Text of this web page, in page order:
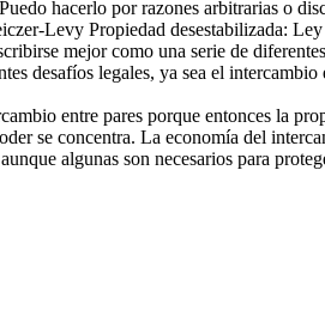
hacerlo por razones arbitrarias o
Levy Propiedad desestabilizada:
mejor como una serie de
desafíos legales, ya sea el
entre pares porque entonces la
se concentra. La economía del
algunas son necesarios para